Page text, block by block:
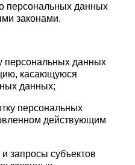
персональных данных
законами.
персональных данных
касающуюся
данных;
персональных
действующим
запросы субъектов